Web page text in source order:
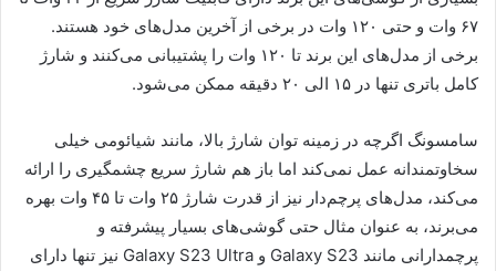
۶۷ وات و حتی ۱۲۰ وات در برخی از آخرین مدل‌های خود هستند.
برخی از مدل‌های این برند تا ۱۲۰ وات را پشتیبانی می‌کنند و شارژ
کامل باتری تنها در ۱۵ الی ۲۰ دقیقه ممکن می‌شود.
سامسونگ اگرچه در زمینه توان شارژ بالا، مانند شیائومی خیلی
سخاوتمندانه عمل نمی‌کند اما باز هم شارژ سریع چشمگیری را ارائه
می‌کند، مدل‌های پرچم‌دار نیز از قدرت شارژ ۲۵ وات تا ۴۵ وات بهره
می‌برند، به عنوان مثال حتی گوشی‌های بسیار پیشرفته و
پرچمدارانی مانند Galaxy S23 و Galaxy S23 Ultra نیز تنها دارای